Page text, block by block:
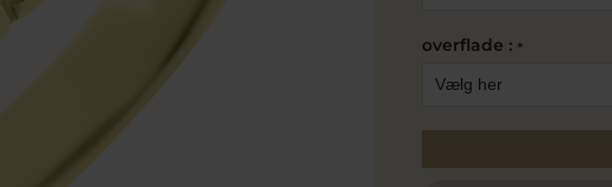
overflade : *